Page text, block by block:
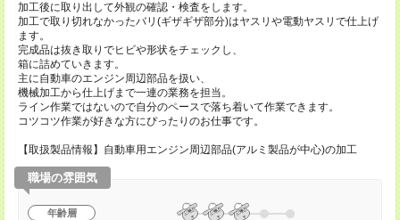
加工後に取り出して外観の確認・検査をします。
加工で取り切れなかったバリ(ギザギザ部分)はヤスリや電動ヤスリで仕上げ
ます。
完成品は抜き取りでヒビや形状をチェックし、
箱に詰めていきます。
主に自動車のエンジン周辺部品を扱い、
機械加工から仕上げまで一連の業務を担当。
ライン作業ではないので自分のペースで落ち着いて作業できます。
コツコツ作業が好きな方にぴったりのお仕事です。
【取扱製品情報】自動車用エンジン周辺部品(アルミ製品が中心)の加工
職場の雰囲気
年齢層